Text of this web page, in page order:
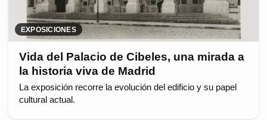
EXPOSICIONES
Vida del Palacio de Cibeles, una mirada a
la historia viva de Madrid
La exposición recorre la evolución del edificio y su papel
cultural actual.